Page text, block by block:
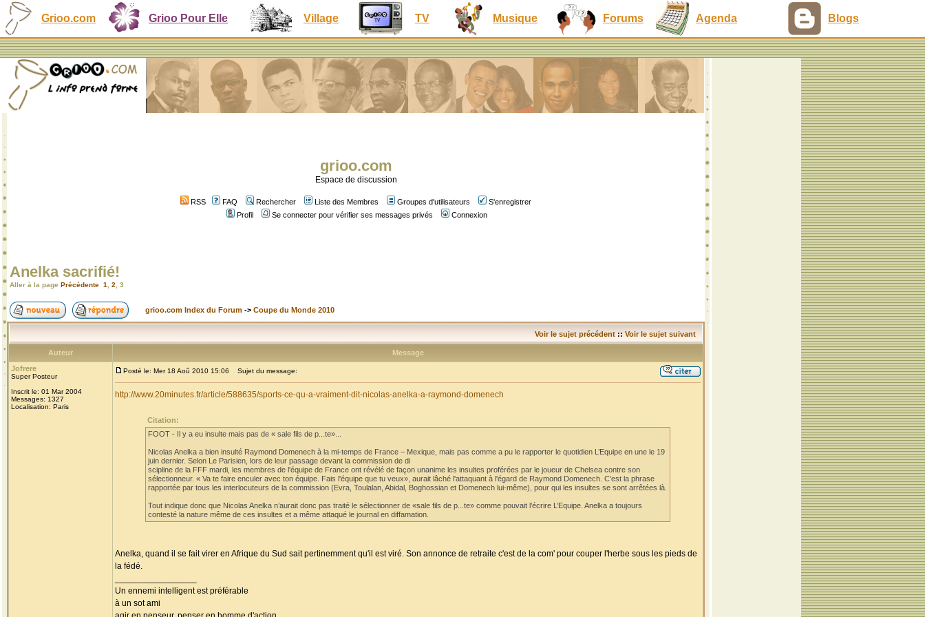
Grioo.com Grioo Pour Elle Village TV Musique Forums Agenda Blogs
grioo.com
Espace de discussion
RSS FAQ Rechercher Liste des Membres Groupes d'utilisateurs
S'enregistrer
Profil
Se connecter pour vérifier ses messages privés Connexion
Anelka sacrifié!
Aller à la page Précédente 1 2 3
grioo.com Index du Forum -> Coupe du Monde 2010
Voir le sujet précédent :: Voir le sujet suivant
Auteur
Message
Jofrere
Super Posteur
Inscrit le: 01 Mar 2004
Messages: 1327
Localisation: Paris
Posté le: Mer 18 Aoû 2010 15:06 Sujet du message:
http://www.20minutes.fr/article/588635/sports-ce-qu-a-vraiment-dit-nicolas-anelka-a-raymond-domenech
Citation:
FOOT - Il y a eu insulte mais pas de « sale fils de p...te»...
Nicolas Anelka a bien insulté Raymond Domenech à la mi-temps de France – Mexique, mais pas comme a pu le rapporter le quotidien L’Equipe en une le 19
juin dernier. Selon Le Parisien, lors de leur passage devant la commission de di
scipline de la FFF mardi, les membres de l'équipe de France ont révélé de façon unanime les insultes proférées par le joueur de Chelsea contre son
sélectionneur. « Va te faire enculer avec ton équipe. Fais l'équipe que tu veux», aurait lâché l'attaquant à l'égard de Raymond Domenech. C’est la phrase
rapportée par tous les interlocuteurs de la commission (Evra, Toulalan, Abidal, Boghossian et Domenech lui-même), pour qui les insultes se sont arrêtées là.
Tout indique donc que Nicolas Anelka n’aurait donc pas traité le sélectionner de «sale fils de p...te» comme pouvait l’écrire L’Equipe. Anelka a toujours
contesté la nature même de ces insultes et a même attaqué le journal en diffamation.
Anelka, quand il se fait virer en Afrique du Sud sait pertinemment qu'il est viré. Son annonce de retraite c'est de la com' pour couper l'herbe sous les pieds de
la fédé.
Un ennemi intelligent est préférable
à un sot ami